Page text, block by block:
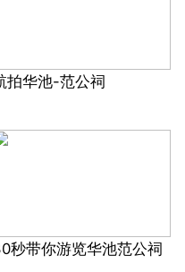
拍华池-范公祠
秒带你游览华池范公祠